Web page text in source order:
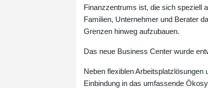
Finanzzentrums ist, die sich speziell
Familien, Unternehmer und Berater
Grenzen hinweg aufzubauen.
Das neue Business Center wurde
Neben flexiblen
Einbindung in das umfassende